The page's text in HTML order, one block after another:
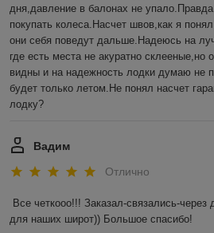
дня,давление в балонах не
покупать колеса.Насчет швов,как я
они себя поведут дальше.Надеюсь на
где есть места не акуратно склееные,но
видны и на надежность лодки думаю не
будет только летом.Не понял насчет
лодку?
Вадим
Отлично
Все четкооо!!! Заказал-связались-через
для наших широт)) Большое спасибо!